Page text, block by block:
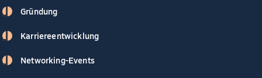
Gründung
Karriereentwicklung
Networking-Events